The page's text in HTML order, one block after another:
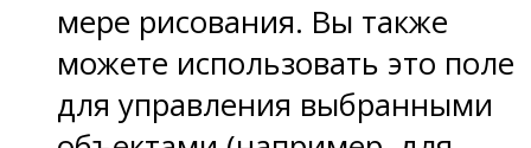
мере рисования. Вы также
можете использовать это поле
для управления выбранными